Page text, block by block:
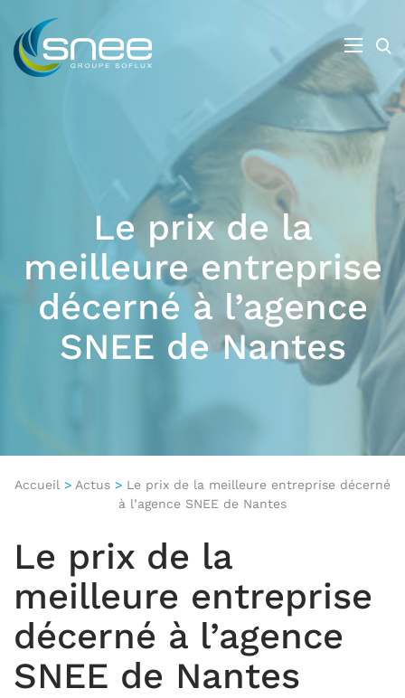
Le prix de la
meilleure entreprise
décerné à l’agence
SNEE de Nantes
Accueil > Actus > Le prix de la meilleure entreprise décerné
à l’agence SNEE de Nantes
Le prix de la
meilleure entreprise
décerné à l’agence
SNEE de Nantes